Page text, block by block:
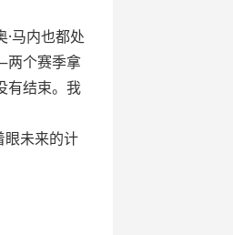
·马内也都处
两个赛季拿
有结束。我
眼未来的计